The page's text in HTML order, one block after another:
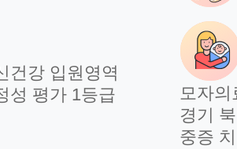
건강 입원영역
성 평가 1등급
모자
경기
중증